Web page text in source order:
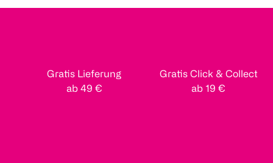
Gratis Lieferung
ab 49 €
Gratis Click & Collect
ab 19 €